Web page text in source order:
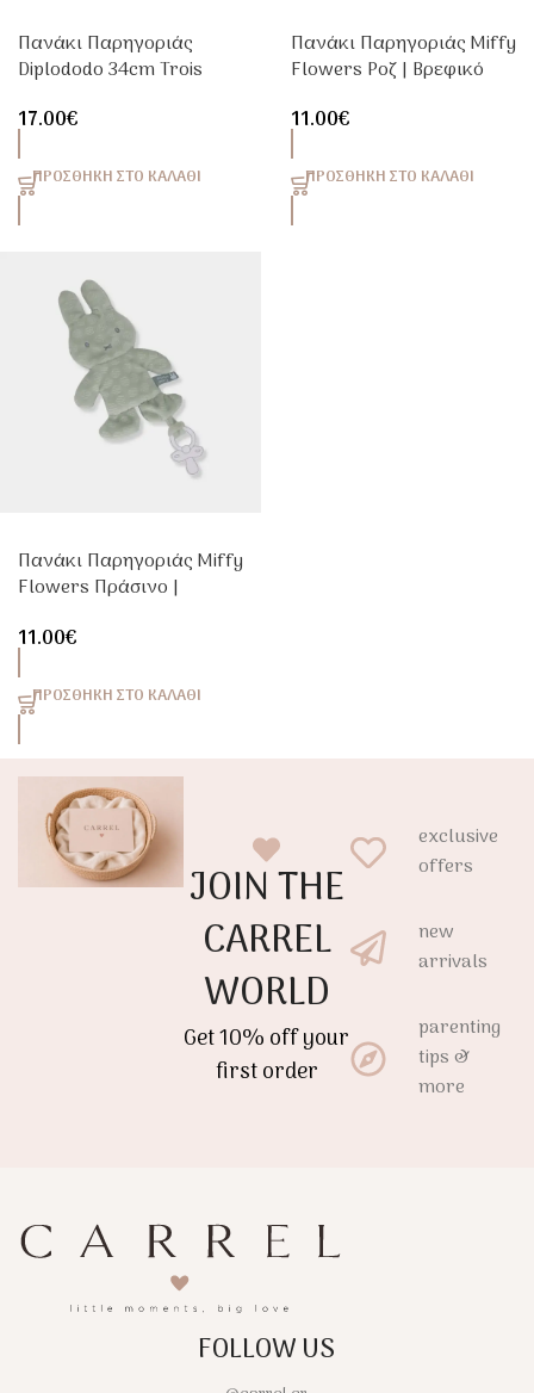
Πανάκι Παρηγοριάς
Diplododo 34cm Trois
17.00€
ΠΡΟΣΘΉΚΗ ΣΤΟ ΚΑΛΆΘΙ
Πανάκι Παρηγοριάς Miffy
Flowers Ροζ | Βρεφικό
11.00€
ΠΡΟΣΘΉΚΗ ΣΤΟ ΚΑΛΆΘΙ
Πανάκι Παρηγοριάς Miffy
Flowers Πράσινο |
Αγκαλιάς
11.00€
ΠΡΟΣΘΉΚΗ ΣΤΟ ΚΑΛΆΘΙ
JOIN THE
CARREL
WORLD
Get 10% off your
first order
exclusive
offers
new
arrivals
parenting
tips &
more
FOLLOW US